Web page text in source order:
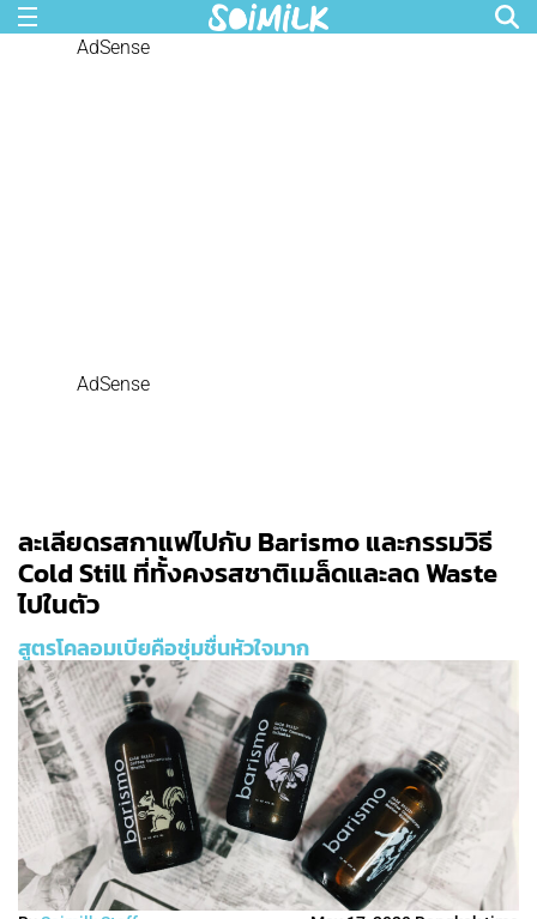
AdSense
AdSense
ละเลียดรสกาแฟไปกับ Barismo และกรรมวิธี
Cold Still ที่ทั้งคงรสชาติเมล็ดและลด Waste
ไปในตัว
สูตรโคลอมเบียคือชุ่มชื่นหัวใจมาก